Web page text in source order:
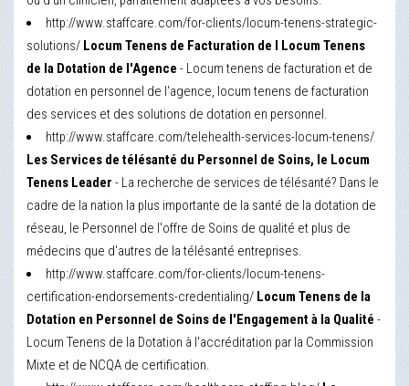
http://www.staffcare.com/for-clients/locum-tenens-strategic-
solutions/ Locum Tenens de Facturation de l Locum Tenens
de la Dotation de l'Agence - Locum tenens de facturation et de
dotation en personnel de l'agence, locum tenens de facturation
des services et des solutions de dotation en personnel.
http://www.staffcare.com/telehealth-services-locum-tenens/
Les Services de télésanté du Personnel de Soins, le Locum
Tenens Leader - La recherche de services de télésanté? Dans le
cadre de la nation la plus importante de la santé de la dotation de
réseau, le Personnel de l'offre de Soins de qualité et plus de
médecins que d'autres de la télésanté entreprises.
http://www.staffcare.com/for-clients/locum-tenens-
certification-endorsements-credentialing/ Locum Tenens de la
Dotation en Personnel de Soins de l'Engagement à la Qualité -
Locum Tenens de la Dotation à l'accréditation par la Commission
Mixte et de NCQA de certification.